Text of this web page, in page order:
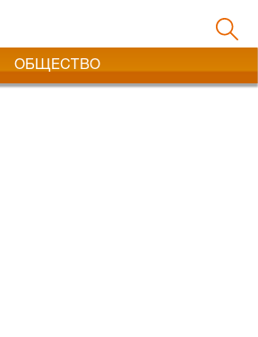
ОБЩЕСТВО